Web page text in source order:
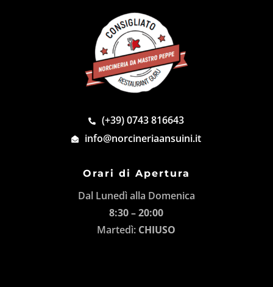
(+39) 0743 816643
info@norcineriaansuini.it
Orari di Apertura
Dal Lunedì alla Domenica
8:30 – 20:00
Martedì: CHIUSO